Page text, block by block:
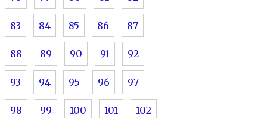
83 84 85 86 87
88 89 90 91 92
93 94 95 96 97
98 99 100 101 102